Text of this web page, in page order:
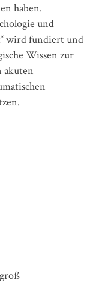
haben.
und
wird fundiert und
Wissen zur
akuten